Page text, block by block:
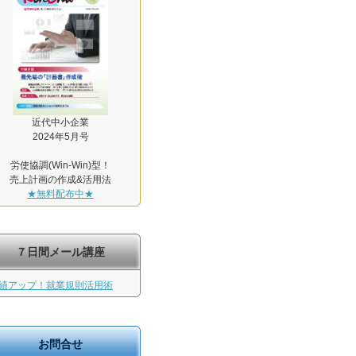
近代中小企業
2024年5月号
労使協調(Win-Win)型！
売上計画の作成&活用法
★無料配布中★
７日間メール講座
アップ！就業規則活用術
お問合せ